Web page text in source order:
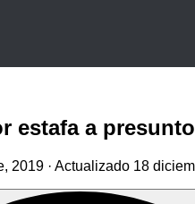
estafa a
2019 · Actualizado 18